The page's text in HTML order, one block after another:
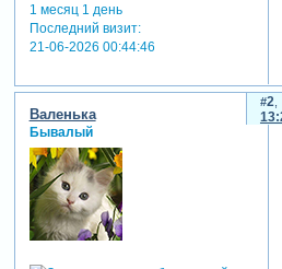
1 месяц 1 день
Последний визит:
21-06-2026 00:44:46
2
Валенька
Бывалый